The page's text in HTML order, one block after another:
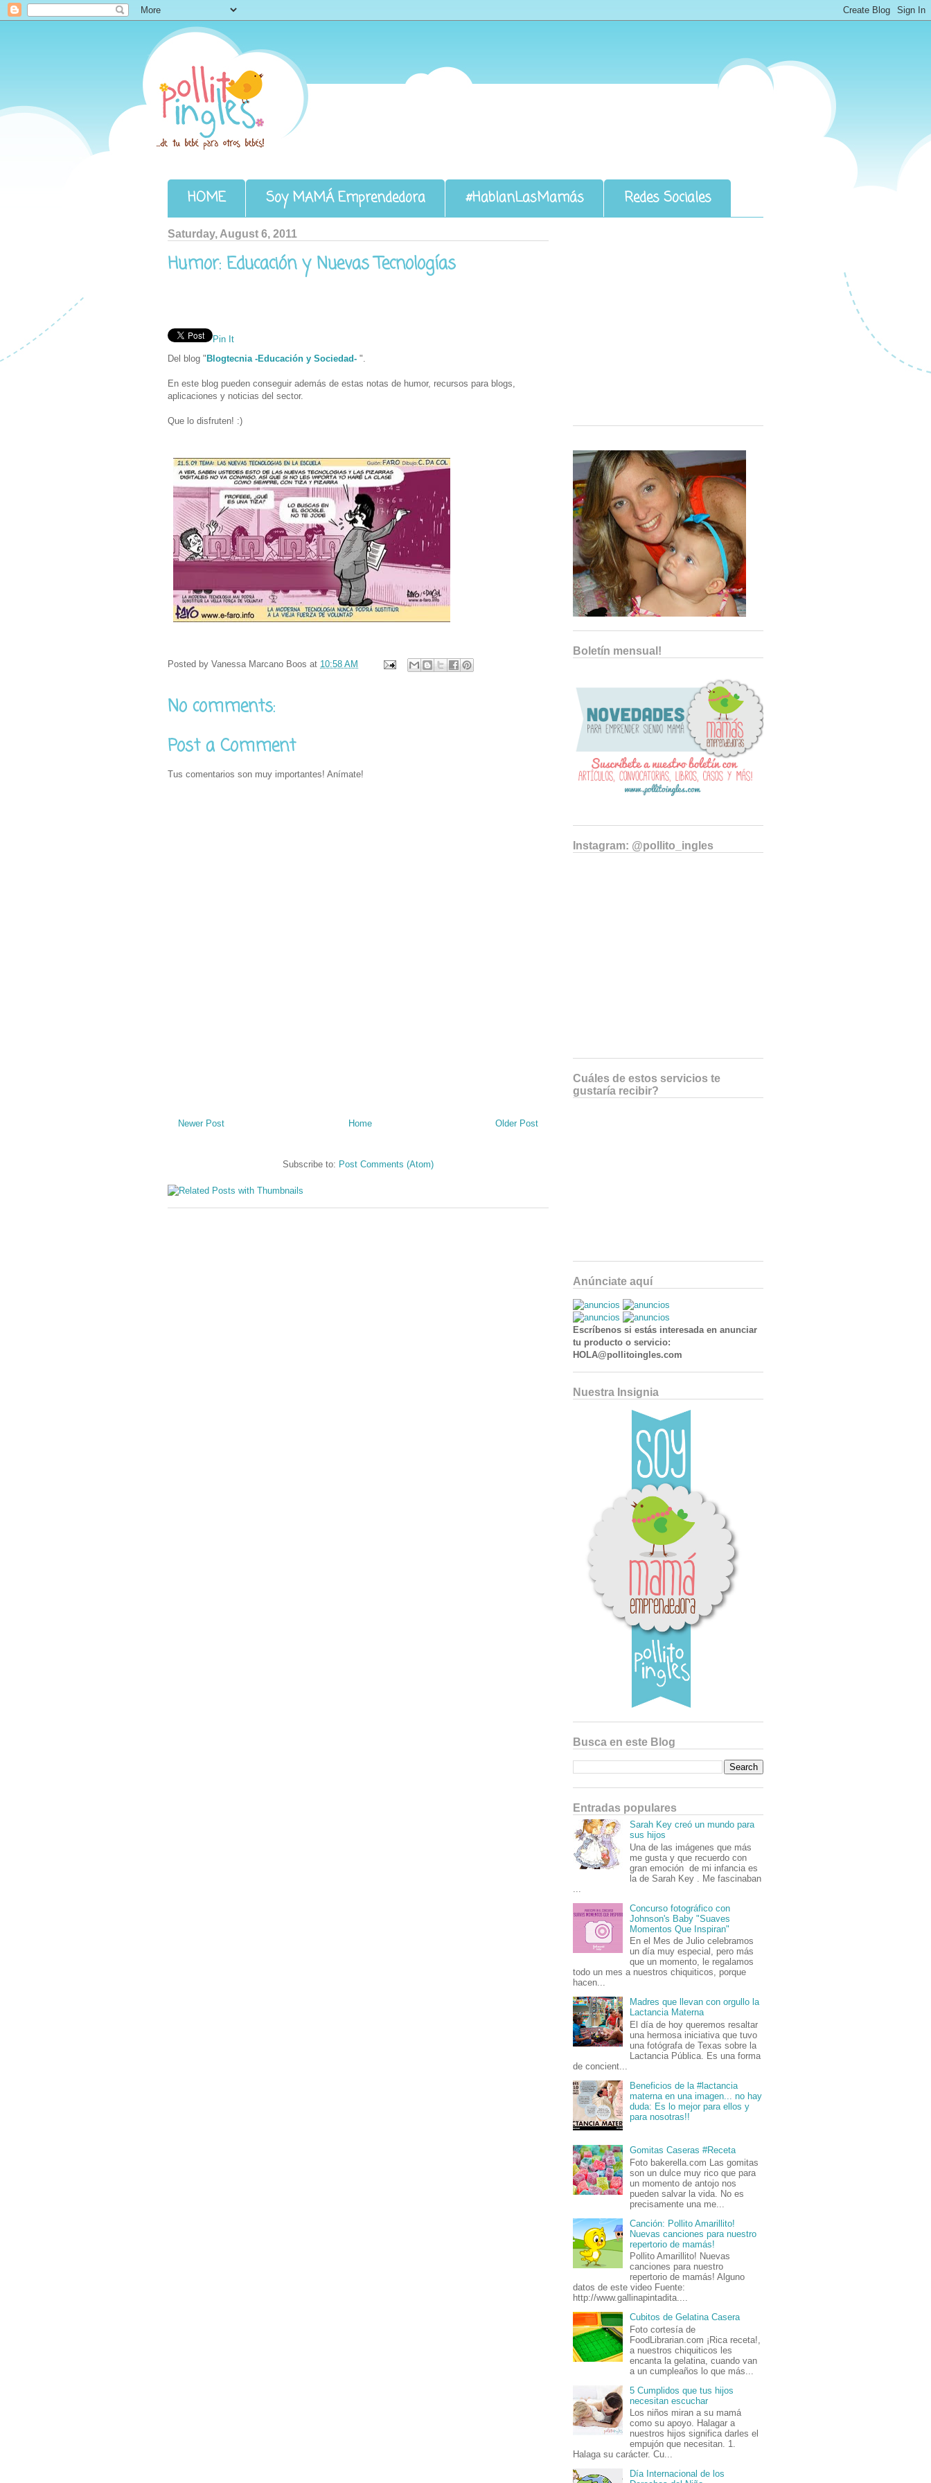
HOME Soy MAMÁ Emprendedora #HablanLasMamás Redes Sociales
Saturday, August 6, 2011
Humor: Educación y Nuevas Tecnologías
Pin It
Del blog " Blogtecnia -Educación y Sociedad- ".
En este blog pueden conseguir además de estas notas de humor, recursos para blogs,
aplicaciones y noticias del sector.
Que lo disfruten! :)
Posted by Vanessa Marcano Boos at 10:58 AM
No comments:
Post a Comment
Tus comentarios son muy importantes! Anímate!
Newer Post Older Post
Home
Subscribe to: Post Comments (Atom)
Boletín mensual!
Instagram: @pollito_ingles
Cuáles de estos servicios te
gustaría recibir?
Anúnciate aquí
Escríbenos si estás interesada en anunciar
tu producto o servicio:
HOLA@pollitoingles.com
Nuestra Insignia
Busca en este Blog
Entradas populares
Sarah Key creó un mundo para
sus hijos
Una de las imágenes que más
me gusta y que recuerdo con
gran emoción de mi infancia es
la de Sarah Key . Me fascinaban
Concurso fotográfico con
Johnson's Baby "Suaves
Momentos Que Inspiran"
En el Mes de Julio celebramos
un día muy especial, pero más
que un momento, le regalamos
todo un mes a nuestros chiquiticos, porque
hacen...
Madres que llevan con orgullo la
Lactancia Materna
El día de hoy queremos resaltar
una hermosa iniciativa que tuvo
una fotógrafa de Texas sobre la
Lactancia Pública. Es una forma
de concient...
Beneficios de la #lactancia
materna en una imagen... no hay
duda: Es lo mejor para ellos y
para nosotras!!
Gomitas Caseras #Receta
Foto bakerella.com Las gomitas
son un dulce muy rico que para
un momento de antojo nos
pueden salvar la vida. No es
precisamente una me...
Canción: Pollito Amarillito!
Nuevas canciones para nuestro
repertorio de mamás!
Pollito Amarillito! Nuevas
canciones para nuestro
repertorio de mamás! Alguno
datos de este video Fuente:
http://www.gallinapintadita....
Cubitos de Gelatina Casera
Foto cortesía de
FoodLibrarian.com ¡Rica receta!,
a nuestros chiquiticos les
encanta la gelatina, cuando van
a un cumpleaños lo que más...
5 Cumplidos que tus hijos
necesitan escuchar
Los niños miran a su mamá
como su apoyo. Halagar a
nuestros hijos significa darles el
empujón que necesitan. 1.
Halaga su carácter. Cu...
Día Internacional de los